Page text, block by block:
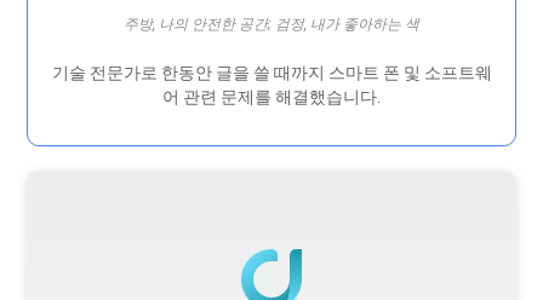
주방, 나의 안전한 공간; 검정, 내가 좋아하는 색
기술 전문가로 한동안 글을 쓸 때까지 스마트 폰 및 소프트웨
어 관련 문제를 해결했습니다.